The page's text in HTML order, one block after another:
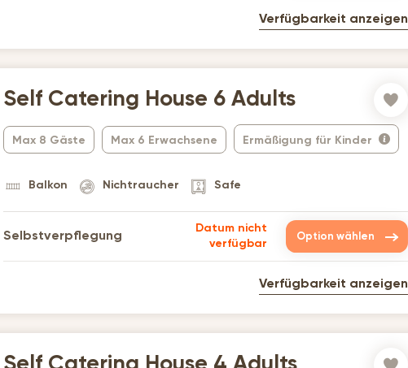
Verfügbarkeit anzeigen
Self Catering House 6 Adults
Max 8 Gäste Max 6 Erwachsene Ermäßigung für Kinder
Balkon Nichtraucher Safe
Selbstverpflegung
Datum nicht
verfügbar
Option wählen
Verfügbarkeit anzeigen